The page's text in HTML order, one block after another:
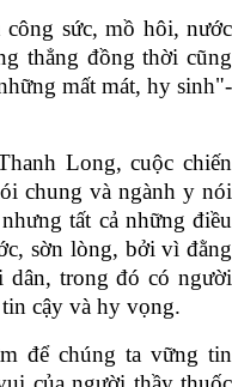
sức, mồ hôi, nước
thẳng đồng thời cũng
mất mát, hy sinh"-
Long, cuộc chiến
chung và ngành y nói
tất cả những điều
sờn lòng, bởi vì đằng
dân, trong đó có người
cậy và hy vọng.
để chúng ta vững tin